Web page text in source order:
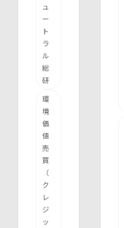
ュ
ー
ト
ラ
ル
総
研
環
境
価
値
売
買
（
ク
レ
ジ
ッ